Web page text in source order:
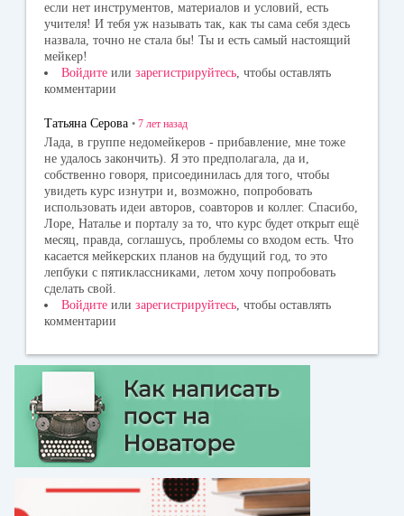
если нет инструментов, материалов и условий, есть
учителя! И тебя уж называть так, как ты сама себя здесь
назвала, точно не стала бы! Ты и есть самый настоящий
мейкер!
Войдите или зарегистрируйтесь, чтобы оставлять
комментарии
Татьяна Серова • 7 лет назад
Лада, в группе недомейкеров - прибавление, мне тоже
не удалось закончить). Я это предполагала, да и,
собственно говоря, присоединилась для того, чтобы
увидеть курс изнутри и, возможно, попробовать
использовать идеи авторов, соавторов и коллег. Спасибо,
Лоре, Наталье и порталу за то, что курс будет открыт ещё
месяц, правда, соглашусь, проблемы со входом есть. Что
касается мейкерских планов на будущий год, то это
лепбуки с пятиклассниками, летом хочу попробовать
сделать свой.
Войдите или зарегистрируйтесь , чтобы оставлять
комментарии